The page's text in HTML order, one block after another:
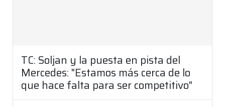
TC: Soljan y la puesta en pista del
Mercedes: "Estamos más cerca de lo
que hace falta para ser competitivo"